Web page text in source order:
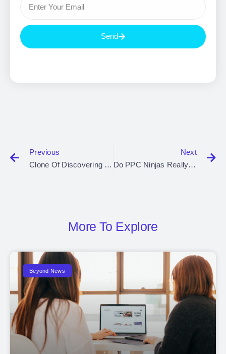
Send
Previous
Clone Of Discovering The Digital Treasure: Bitcoin Smart Kids
Next
Do PPC Ninjas Really Exist?
More To Explore
Beyond News